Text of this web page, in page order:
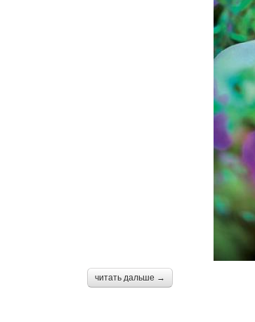
читать дальше →